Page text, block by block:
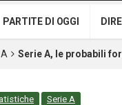
PARTITE DI OGGI
Serie A, le probabili
Serie A